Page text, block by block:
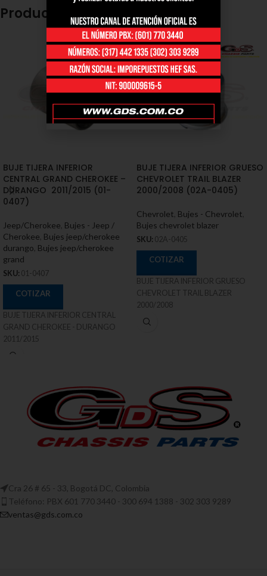
Productos relacionados
BUJE TIJERA INFERIOR
CENTRAL GRAND CHEROKEE –
DURANGO 2011/2015 (01-
0407)
Jeep/Cherokee Bujes - Jeep /
Cherokee Bujes jeep/cherokee
durango Bujes jeep/cherokee
grand
SKU: 01-0407
COTIZAR
BUJE TIJERA INFERIOR CENTRAL
GRAND CHEROKEE - DURANGO
2011/2015
BUJE TIJERA INFERIOR GRUESO
CHEVROLET TRAIL BLAZER
2000/2008 (02A-0405)
Chevrolet Bujes - Chevrolet
Bujes chevrolet blazer
SKU: 02A-0405
COTIZAR
BUJE TIJERA INFERIOR GRUESO
CHEVROLET TRAIL BLAZER
2000/2008
Cra 26 # 65 - 33, Bogotá DC, Colombia
Teléfono: PBX 601 770 3440 - 300 694 1388 - 302 303 9289
ventas@gds.com.co